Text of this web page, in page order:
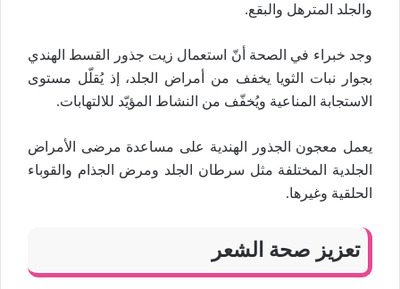
والجلد المترهل والبقع.
وجد خبراء في الصحة أنّ استعمال زيت جذور القسط الهندي
بجوار نبات الثويا يخفف من أمراض الجلد، إذ يُقلّل مستوى
الاستجابة المناعية ويُخفّف من النشاط المؤيّد للالتهابات.
يعمل معجون الجذور الهندية على مساعدة مرضى الأمراض
الجلدية المختلفة مثل سرطان الجلد ومرض الجذام والقوباء
الحلقية وغيرها.
تعزيز صحة الشعر